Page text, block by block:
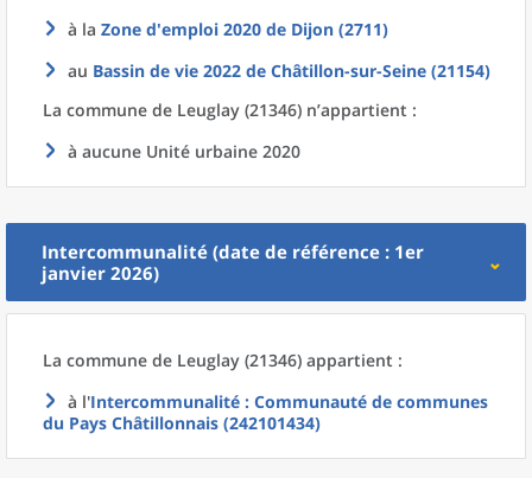
à la Zone d'emploi 2020 de Dijon (2711)
au Bassin de vie 2022 de Châtillon-sur-Seine (21154)
La commune de Leuglay (21346) n’appartient :
à aucune Unité urbaine 2020
Intercommunalité (date de référence : 1er
janvier 2026)
La commune de Leuglay (21346) appartient :
à l'Intercommunalité : Communauté de communes
du Pays Châtillonnais (242101434)